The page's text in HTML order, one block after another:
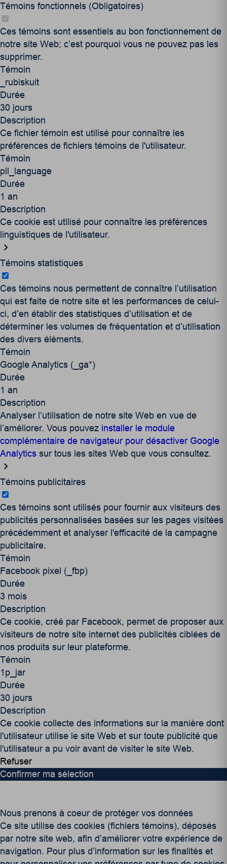
Témoins fonctionnels (Obligatoires)
Ces témoins sont essentiels au bon fonctionnement de
notre site Web; c’est pourquoi vous ne pouvez pas les
supprimer.
Témoin
_rubiskuit
Durée
30 jours
Description
Ce fichier témoin est utilisé pour connaître les
préférences de fichiers témoins de l'utilisateur.
Témoin
pll_language
Durée
1 an
Description
Ce cookie est utilisé pour connaître les préférences
linguistiques de l'utilisateur.
Témoins statistiques
Ces témoins nous permettent de connaître l’utilisation
qui est faite de notre site et les performances de celui-
ci, d’en établir des statistiques d’utilisation et de
déterminer les volumes de fréquentation et d’utilisation
des divers éléments.
Témoin
Google Analytics (_ga*)
Durée
1 an
Description
Analyser l’utilisation de notre site Web en vue de
l’améliorer. Vous pouvez installer le module
complémentaire de navigateur pour désactiver Google
Analytics sur tous les sites Web que vous consultez.
Témoins publicitaires
Ces témoins sont utilisés pour fournir aux visiteurs des
publicités personnalisées basées sur les pages visitées
précédemment et analyser l'efficacité de la campagne
publicitaire.
Témoin
Facebook pixel (_fbp)
Durée
3 mois
Description
Ce cookie, créé par Facebook, permet de proposer aux
visiteurs de notre site internet des publicités ciblées de
nos produits sur leur plateforme.
Témoin
1p_jar
Durée
30 jours
Description
Ce cookie collecte des informations sur la manière dont
l'utilisateur utilise le site Web et sur toute publicité que
l'utilisateur a pu voir avant de visiter le site Web.
Refuser
Confirmer ma sélection
Nous prenons à coeur de protéger vos données
Ce site utilise des cookies (fichiers témoins), déposés
par notre site web, afin d’améliorer votre expérience de
navigation. Pour plus d’information sur les finalités et